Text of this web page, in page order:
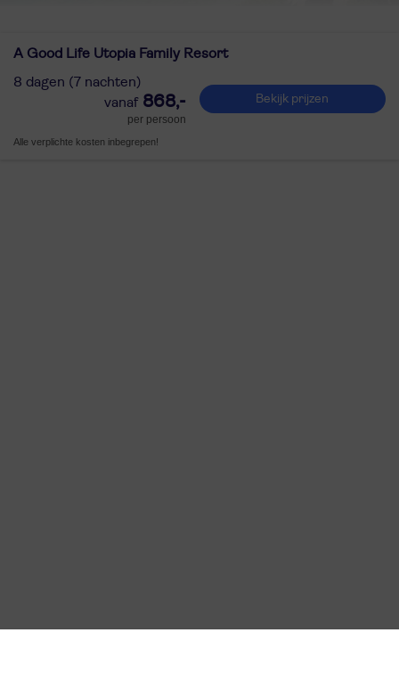
A Good Life Utopia Family Resort
8 dagen (7 nachten)
868,-
per persoon
Bekijk prijzen
Alle verplichte kosten inbegrepen!